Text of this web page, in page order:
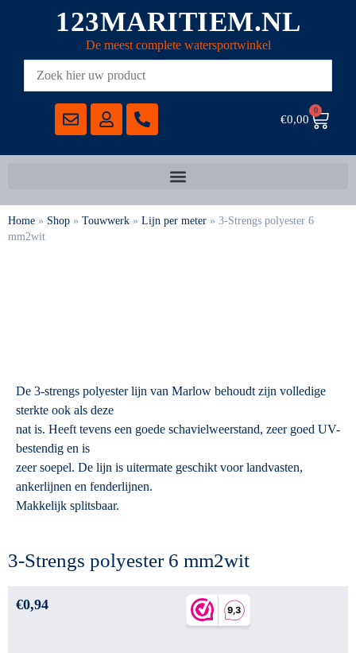
123MARITIEM.NL
De meest complete watersportwinkel
€0,00
0
Home » Shop » Touwwerk » Lijn per meter » 3-Strengs polyester 6
mm2wit
De 3-strengs polyester lijn van Marlow behoudt zijn volledige
sterkte ook als deze
nat is. Heeft tevens een goede schavielweerstand, zeer goed UV-
bestendig en is
zeer soepel. De lijn is uitermate geschikt voor landvasten,
ankerlijnen en fenderlijnen.
Makkelijk splitsbaar.
3-Strengs polyester 6 mm2wit
€0,94